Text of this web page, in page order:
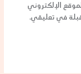
الإلكتروني
في تعليقي.